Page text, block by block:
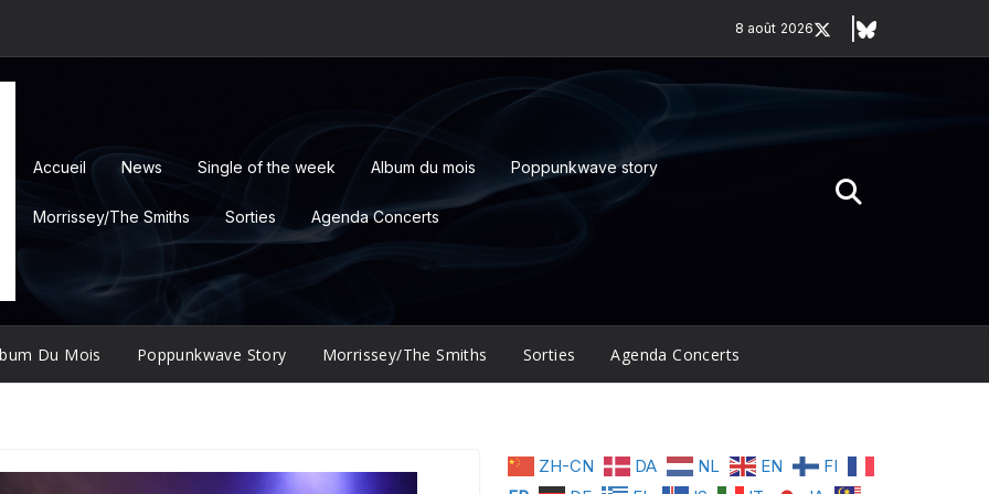
8 août 2026
Accueil News Single of the week Album du mois Poppunkwave story
Morrissey/The Smiths Sorties Agenda Concerts
Du Mois Poppunkwave Story Morrissey/The Smiths Sorties Agenda Concerts
ZH-CN DA NL EN
FI